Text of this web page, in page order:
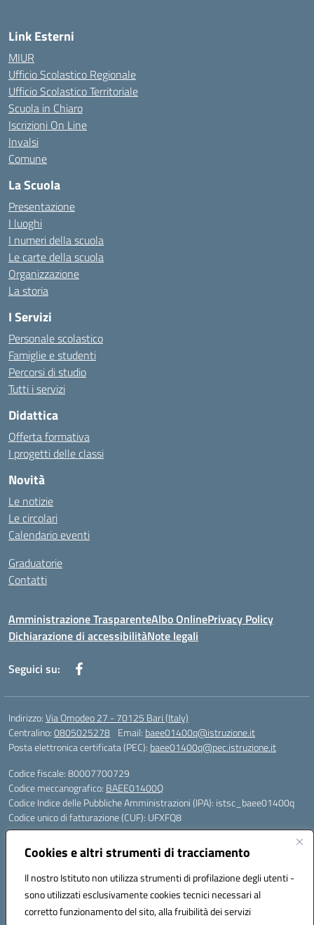
Cookies e altri strumenti di tracciamento
Il nostro Istituto non utilizza strumenti di profilazione degli utenti -
sono utilizzati esclusivamente cookies tecnici necessari al
corretto funzionamento del sito, alla fruibilità dei servizi
Link Esterni
MIUR
Ufficio Scolastico Regionale
Ufficio Scolastico Territoriale
Scuola in Chiaro
Iscrizioni On Line
Invalsi
Comune
La Scuola
Presentazione
I luoghi
I numeri della scuola
Le carte della scuola
Organizzazione
La storia
I Servizi
Personale scolastico
Famiglie e studenti
Percorsi di studio
Tutti i servizi
Didattica
Offerta formativa
I progetti delle classi
Novità
Le notizie
Le circolari
Calendario eventi
Graduatorie
Contatti
Amministrazione TrasparenteAlbo OnlinePrivacy Policy
Dichiarazione di accessibilitàNote legali
Seguici su:
Indirizzo:Via Omodeo 27 - 70125 Bari (Italy)
Centralino:0805025278 Email: baee01400q@istruzione.it
Posta elettronica certificata (PEC): baee01400q@pec.istruzione.it
Codice fiscale: 80007700729
Codice meccanografico: BAEE01400Q
Codice Indice delle Pubbliche Amministrazioni (IPA): istsc_baee01400q
Codice unico di fatturazione (CUF): UFXFQ8
BAEE01401R - Plesso Iqbal - scuola primaria - via Omodeo 27 - tel. 080.
5025278
BAEE01404 X - Plesso Gandhi - scuola primaria - via Celso Ulpiani 1 -
tel. 080.5569487
BAAA01402L - Plesso DonTonino Bello - scuola dell'infanzia - via Celso